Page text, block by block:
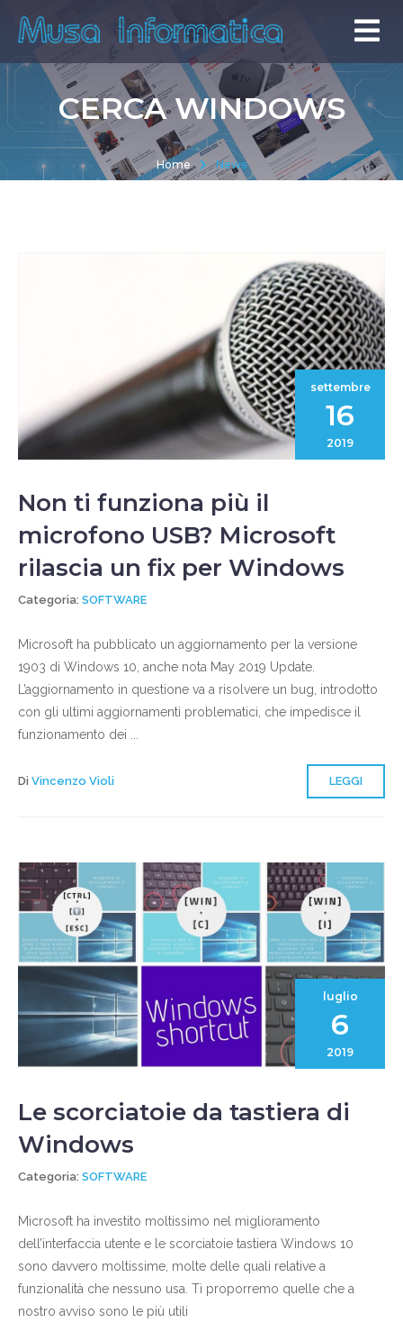
CERCA WINDOWS
Home News
settembre
16
2019
Non ti funziona più il
microfono USB? Microsoft
rilascia un fix per Windows
Categoria: SOFTWARE
Microsoft ha pubblicato un aggiornamento per la versione
1903 di Windows 10, anche nota May 2019 Update.
L’aggiornamento in questione va a risolvere un bug, introdotto
con gli ultimi aggiornamenti problematici, che impedisce il
funzionamento dei ...
Di Vincenzo Violi LEGGI
luglio
6
2019
Le scorciatoie da tastiera di
Windows
Categoria: SOFTWARE
Microsoft ha investito moltissimo nel miglioramento
dell’interfaccia utente e le scorciatoie tastiera Windows 10
sono davvero moltissime, molte delle quali relative a
funzionalità che nessuno usa. Ti proporremo quelle che a
nostro avviso sono le più utili